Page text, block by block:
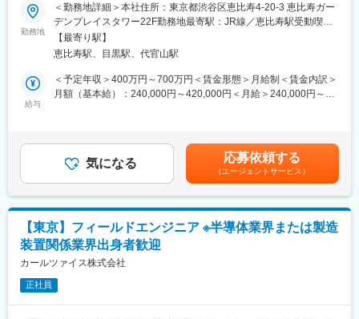
し、高い品質と信頼性を維持し続けています。「電化」、「自動
化」、「デジタル化」の領域を成長分野とし、世界200カ国以上
で事業を展開しています。日本国内においても130年以上の長い
歴史を持ち、ヘルスケア領域ではCTやMRIなど最先端の画像診断
います。毎年巨額の開発費を投じ、常に製品の品質でNo.1を走り
続ける同社。既製品をカスタマイズするのではなく、新たなもの
変更の範囲：会社の定める業務
■業務詳細：
海外営業担当として、販売活動を行います。
基本は海外の販売子会社・代理店に対しての営業活動が主となり
ます。
・医療機器（透析装置・消耗品）製品のプロモーション・マーケ
ティング
・代理店との契約、交渉、販売管理
■担当製品
■組織構成
＜国際部＞
部長以下、グループリーダー1名、部員11名（担当エリア：
■働き方：
勤務地
＜勤務地詳細＞本社住所：東京都渋谷区恵比寿4-20-3 恵比寿ガー
デンプレイスタワー22F勤務地最寄駅：JR線／恵比寿駅受動喫煙
対策：屋内全面禁煙変更の範囲：会社の定める事業所（リモート
ワーク含む）
【最寄り駅】
恵比寿駅、目黒駅、代官山駅
給与
＜予定年収＞400万円～700万円＜賃金形態＞月給制＜賃金内訳＞
月額（基本給）：240,000円～420,000円＜月給＞240,000円～
賃金はあくまでも目安の金額であり、選考を通じて上下する可能
性があります。月給(月額)は固定手当を含めた表記です。
気になる 応募依頼する
（エージェントサービス）
【東京】フィールドエンジニア ※半導体業界または製造
装置関係業界出身者歓迎
カールツァイス株式会社
正社員